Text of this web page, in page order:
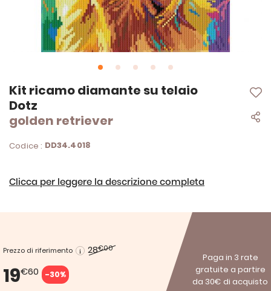
Kit ricamo diamante su telaio
Dotz
golden retriever
Codice : DD34.4018
Clicca per leggere la descrizione completa
Prezzo di riferimento 28€00
19€60 -30%
Paga in 3 rate
gratuite a partire
da 30€ di acquisto
Vai
all'inizio
della
galleria
immagini